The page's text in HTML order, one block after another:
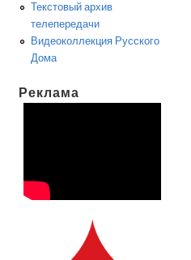
Текстовый архив
телепередачи
Видеоколлекция Русского
Дома
Реклама